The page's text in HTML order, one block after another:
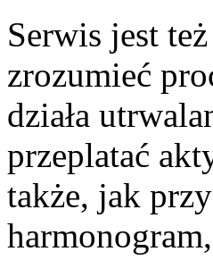
Serwis jest
zrozumieć
działa
przeplatać
także, jak